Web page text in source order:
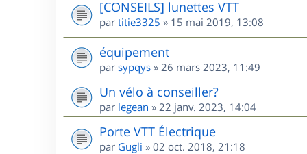
[CONSEILS] lunettes VTT
par titie3325 » 15 mai 2019, 13:08
équipement
par sypqys » 26 mars 2023, 11:49
Un vélo à conseiller?
par legean » 22 janv. 2023, 14:04
Porte VTT Électrique
par Gugli » 02 oct. 2018, 21:18